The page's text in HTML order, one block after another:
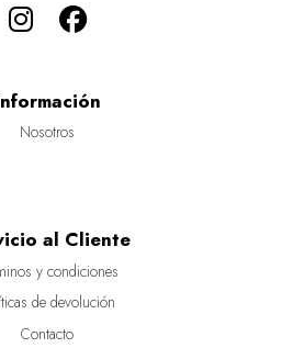
Nosotros
al Cliente
y condiciones
de devolución
Contacto